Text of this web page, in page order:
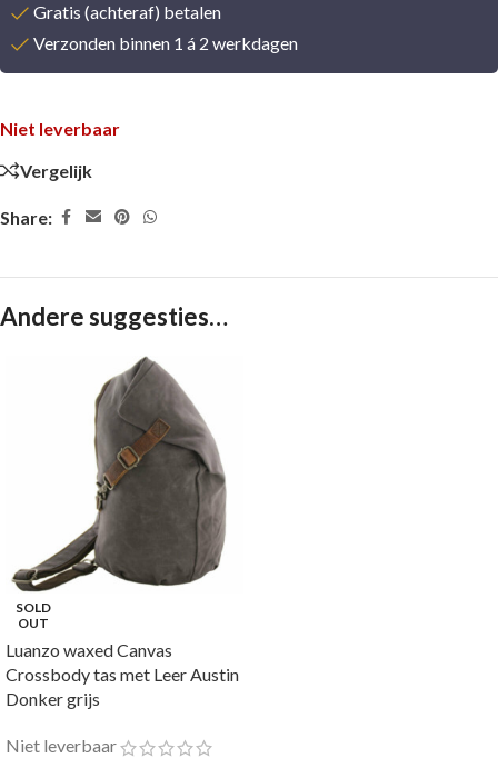
Gratis (achteraf) betalen
Verzonden binnen 1 á 2 werkdagen
Niet leverbaar
Vergelijk
Share:
Andere suggesties…
SOLD
OUT
Luanzo waxed Canvas
Crossbody tas met Leer Austin
Donker grijs
Niet leverbaar